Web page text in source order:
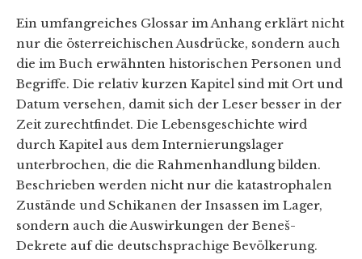
Ein umfangreiches Glossar im Anhang erklärt nicht
nur die österreichischen Ausdrücke, sondern auch
die im Buch erwähnten historischen Personen und
Begriffe. Die relativ kurzen Kapitel sind mit Ort und
Datum versehen, damit sich der Leser besser in der
Zeit zurechtfindet. Die Lebensgeschichte wird
durch Kapitel aus dem Internierungslager
unterbrochen, die die Rahmenhandlung bilden.
Beschrieben werden nicht nur die katastrophalen
Zustände und Schikanen der Insassen im Lager,
sondern auch die Auswirkungen der Beneš-
Dekrete auf die deutschsprachige Bevölkerung.